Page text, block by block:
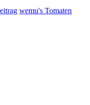
wemu's Tomaten